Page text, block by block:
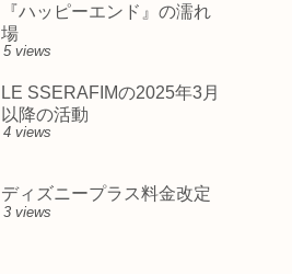
『ハッピーエンド』の濡れ
場
5 views
LE SSERAFIMの2025年3月
以降の活動
4 views
ディズニープラス料金改定
3 views